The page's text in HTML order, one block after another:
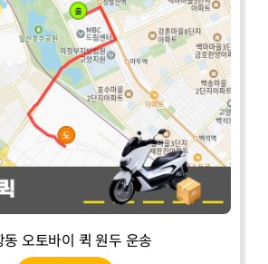
동 오토바이 퀵 원두 운송